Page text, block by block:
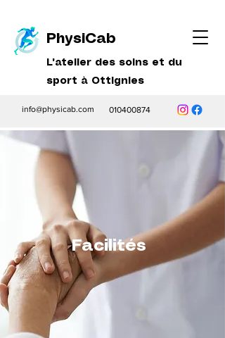
PhysiCab
L'atelier des soins et du
sport à Ottignies
info@physicab.com 010400874
Facilités